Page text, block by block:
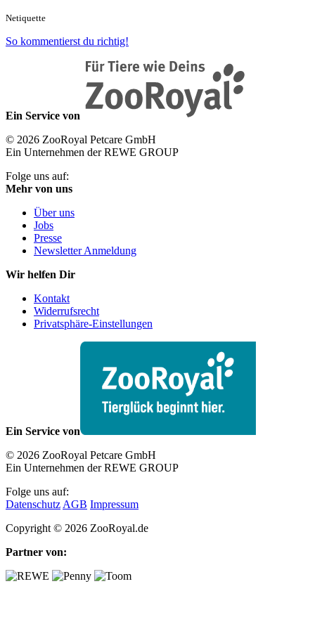
Netiquette
So kommentierst du richtig!
Ein Service von
© 2026 ZooRoyal Petcare GmbH
Ein Unternehmen der REWE GROUP
Folge uns auf:
Mehr von uns
Über uns
Jobs
Presse
Newsletter Anmeldung
Wir helfen Dir
Kontakt
Widerrufsrecht
Privatsphäre-Einstellungen
Ein Service von
© 2026 ZooRoyal Petcare GmbH
Ein Unternehmen der REWE GROUP
Folge uns auf:
Datenschutz AGB Impressum
Copyright © 2026 ZooRoyal.de
Partner von: